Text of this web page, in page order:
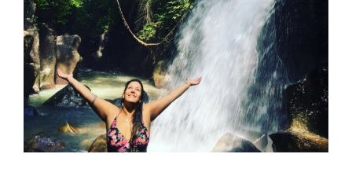
COM CERTEZA!